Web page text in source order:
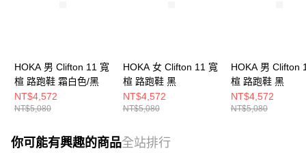
HOKA 男 Clifton 11 寬
楦 路跑鞋 霜白色/黑
NT$4,572
NT$5,080
HOKA 女 Clifton 11 寬
楦 路跑鞋 黑
NT$4,572
NT$5,080
HOKA 男 Clifton
楦 路跑鞋 黑
NT$4,572
NT$5,080
你可能有興趣的商品全站排行